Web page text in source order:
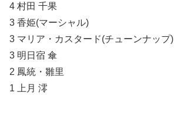
4 村田 千果
3 香姫(マーシャル)
3 マリア・カスタード(チューンナップ)
3 明日宿 傘
2 鳳統・雛里
1 上月 澪